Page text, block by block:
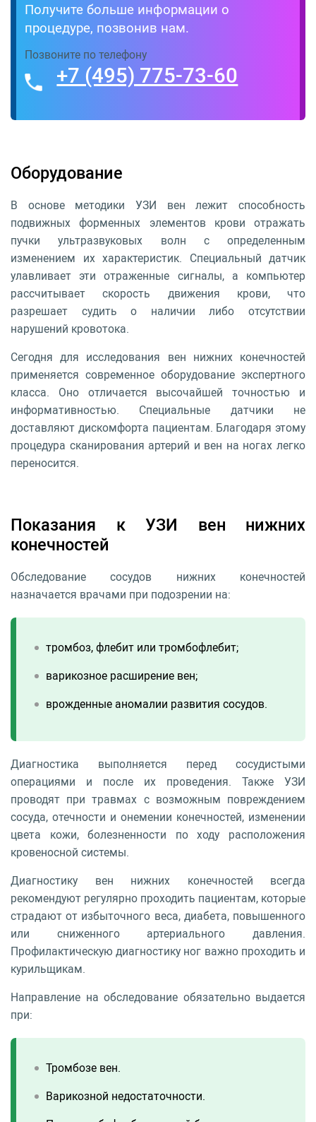
Получите больше информации о
процедуре, позвонив нам.
Позвоните по телефону
+7 (495) 775-73-60
Оборудование
В основе методики УЗИ вен лежит способность
подвижных форменных элементов крови отражать
пучки ультразвуковых волн с определенным
изменением их характеристик. Специальный датчик
улавливает эти отраженные сигналы, а компьютер
рассчитывает скорость движения крови, что
разрешает судить о наличии либо отсутствии
нарушений кровотока.
Сегодня для исследования вен нижних конечностей
применяется современное оборудование экспертного
класса. Оно отличается высочайшей точностью и
информативностью. Специальные датчики не
доставляют дискомфорта пациентам. Благодаря этому
процедура сканирования артерий и вен на ногах легко
переносится.
Показания к УЗИ вен нижних
конечностей
Обследование сосудов нижних конечностей
назначается врачами при подозрении на:
тромбоз, флебит или тромбофлебит;
варикозное расширение вен;
врожденные аномалии развития сосудов.
Диагностика выполняется перед сосудистыми
операциями и после их проведения. Также УЗИ
проводят при травмах с возможным повреждением
сосуда, отечности и онемении конечностей, изменении
цвета кожи, болезненности по ходу расположения
кровеносной системы.
Диагностику вен нижних конечностей всегда
рекомендуют регулярно проходить пациентам, которые
страдают от избыточного веса, диабета, повышенного
или сниженного артериального давления.
Профилактическую диагностику ног важно проходить и
курильщикам.
Направление на обследование обязательно выдается
при:
Тромбозе вен.
Варикозной недостаточности.